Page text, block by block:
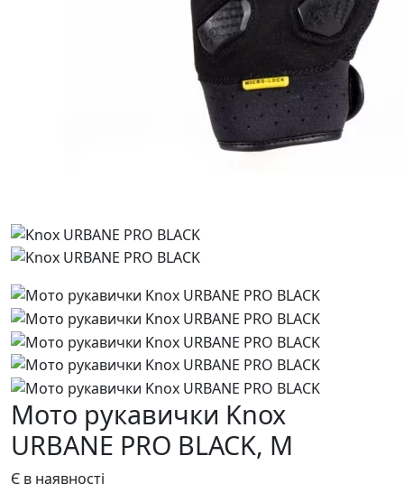
Мото рукавички Knox
URBANE PRO BLACK, M
Є в наявності